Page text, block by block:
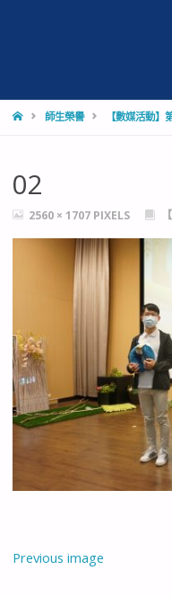
HOME師生榮譽 【數媒活動】
02
FULL2560 × 1707 PIXELS
Previous image